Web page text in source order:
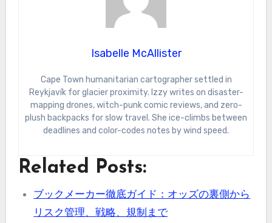
Isabelle McAllister
Cape Town humanitarian cartographer settled in
Reykjavík for glacier proximity. Izzy writes on disaster-
mapping drones, witch-punk comic reviews, and zero-
plush backpacks for slow travel. She ice-climbs between
deadlines and color-codes notes by wind speed.
Related Posts:
ブックメーカー徹底ガイド：オッズの裏側から
リスク管理、戦略、規制まで